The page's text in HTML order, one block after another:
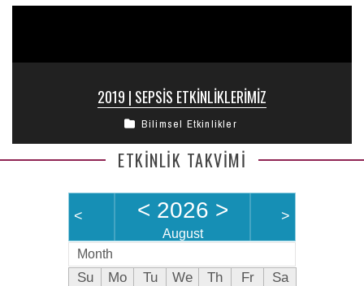
2019 | SEPSIS ETKINLIKLERIMIZ
Bilimsel Etkinlikler
ETKİNLİK TAKVİMİ
< < 2026 >
August
>
Month
Su Mo Tu We Th Fr
Sa